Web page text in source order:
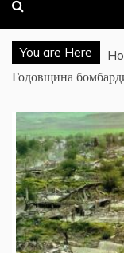
You are Here
Годовщина